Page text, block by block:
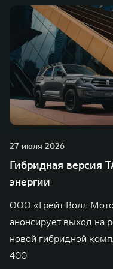
27 июля 2026
Гибридная версия
энергии
ООО «Грейт Волл
анонсирует выход на
новой гибридной
400